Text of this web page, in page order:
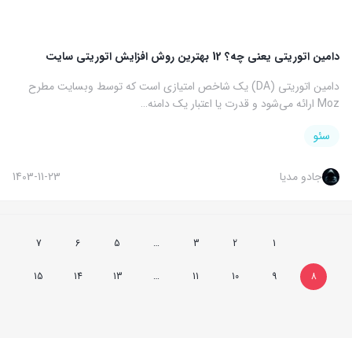
دامین اتوریتی یعنی چه؟ 12 بهترین روش افزایش اتوریتی سایت
دامین اتوریتی (DA) یک شاخص امتیازی است که توسط وبسایت مطرح
Moz ارائه می‌شود و قدرت یا اعتبار یک دامنه…
سئو
جادو مدیا 1403-11-23
1
2
3
…
5
6
7
8
9
10
11
…
13
14
15